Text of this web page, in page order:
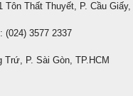
Thất Thuyết, P. Cầu Giấy,
(024) 3577 2337
Trứ, P. Sài Gòn, TP.HCM